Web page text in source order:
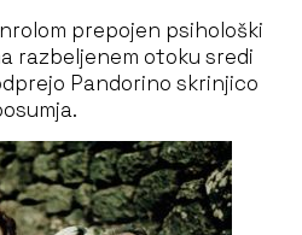
prepojen psihološki
razbeljenem otoku sredi
Pandorino skrinjico